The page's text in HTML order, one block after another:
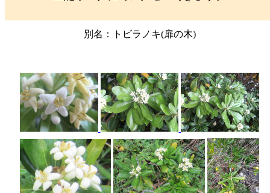
別名：トビラノキ(扉の木)